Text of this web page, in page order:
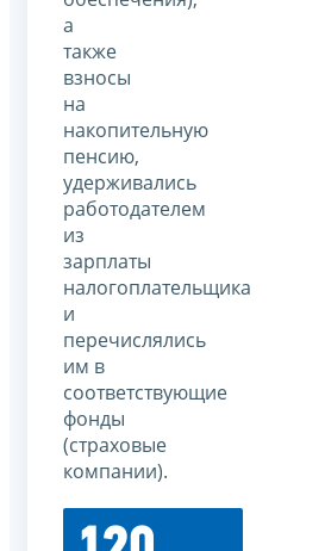
а
также
взносы
на
накопительную
пенсию,
удерживались
работодателем
из
зарплаты
налогоплательщика
и
перечислялись
им в
соответствующие
фонды
(страховые
компании).